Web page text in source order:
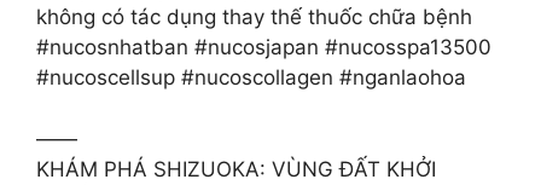
không có tác dụng thay thế thuốc chữa bệnh
#nucosnhatban #nucosjapan #nucosspa13500
#nucoscellsup #nucoscollagen #nganlaohoa
——
KHÁM PHÁ SHIZUOKA: VÙNG ĐẤT KHỞI